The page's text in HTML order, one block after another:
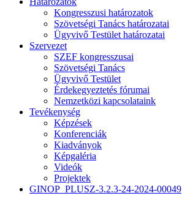
Kongresszusi határozatok
Szövetségi Tanács határozatai
Ügyvivő Testület határozatai
Szervezet
SZEF kongresszusai
Szövetségi Tanács
Ügyvivő Testület
Érdekegyeztetés fórumai
Nemzetközi kapcsolataink
Tevékenység
Képzések
Konferenciák
Kiadványok
Képgaléria
Videók
Projektek
GINOP_PLUSZ-3.2.3-24-2024-00049